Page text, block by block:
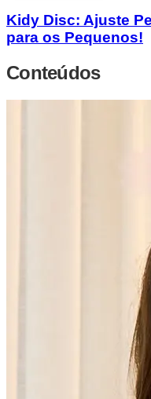
Kidy Disc: Ajuste
para os Pequenos!
Conteúdos